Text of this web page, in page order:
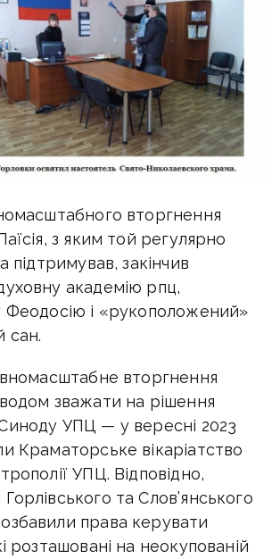
вторгнення
з яким той регулярно
підтримував, закінчив
академію рпц,
Феодосію і «рукоположений»
сан.
вторгнення
зважати на рішення
УПЦ — у вересні 2023
Краматорське вікаріатство
УПЦ. Відповідно,
та Слов’янського
права керувати
розташовані на неокупованій